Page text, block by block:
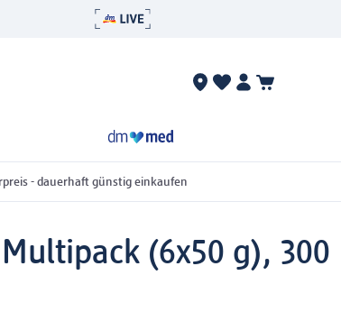
- dauerhaft günstig einkaufen
(6x50 g), 300